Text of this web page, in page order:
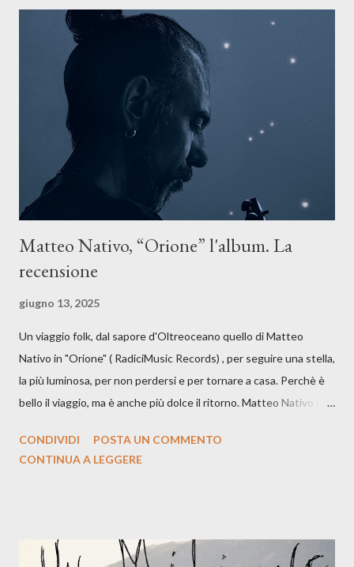
La canzone racconta la difficoltà di creare, e perfino di esistere,
sotto il peso della realtà. Ma lo fa cercando una via d’uscita, una
forma di assoluzione, nel vivere e nel suonare, nel trovare respiro
anche quando l’aria sembra farsi più densa. Il brano è anche una
dichiarazione d’intenti: Cico Messina apre il suo nuovo percorso
artistico con una composizi...
Matteo Nativo, “Orione” l'album. La
recensione
giugno 13, 2025
Un viaggio folk, dal sapore d'Oltreoceano quello di Matteo
Nativo in "Orione" ( RadiciMusic Records) , per seguire una stella,
la più luminosa, per non perdersi e per tornare a casa. Perchè è
bello il viaggio, ma è anche più dolce il ritorno. Matteo Nativo per
indubbiamente matura e consapevole oltre che con ottimi
Dicevamo. Ed è da qui che il nostro inizia questo concept
CONDIVIDI
POSTA UN COMMENTO
CONTINUA A LEGGERE